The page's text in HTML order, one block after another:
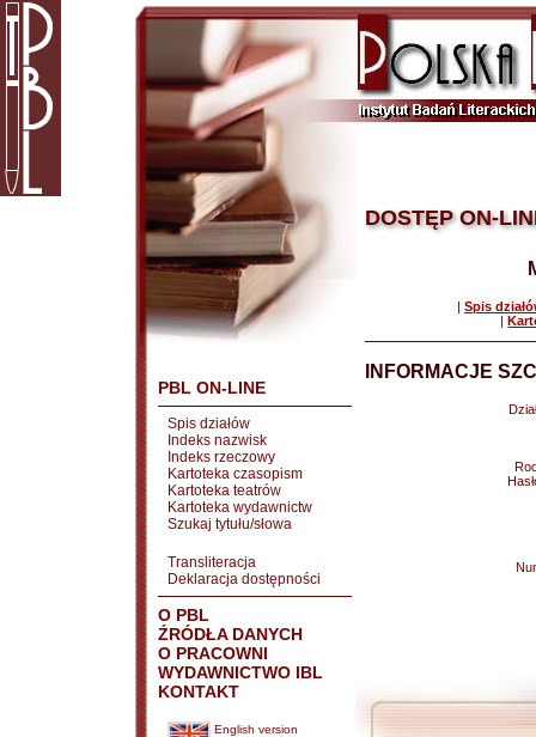
PBL ON-LINE
Spis działów
Indeks nazwisk
Indeks rzeczowy
Kartoteka czasopism
Kartoteka teatrów
Kartoteka wydawnictw
Szukaj tytułu/słowa
Transliteracja
Deklaracja dostępności
O PBL
ŹRÓDŁA DANYCH
O PRACOWNI
WYDAWNICTWO IBL
KONTAKT
English version
DOSTĘP ON-
| Spis
|
INFORMACJE